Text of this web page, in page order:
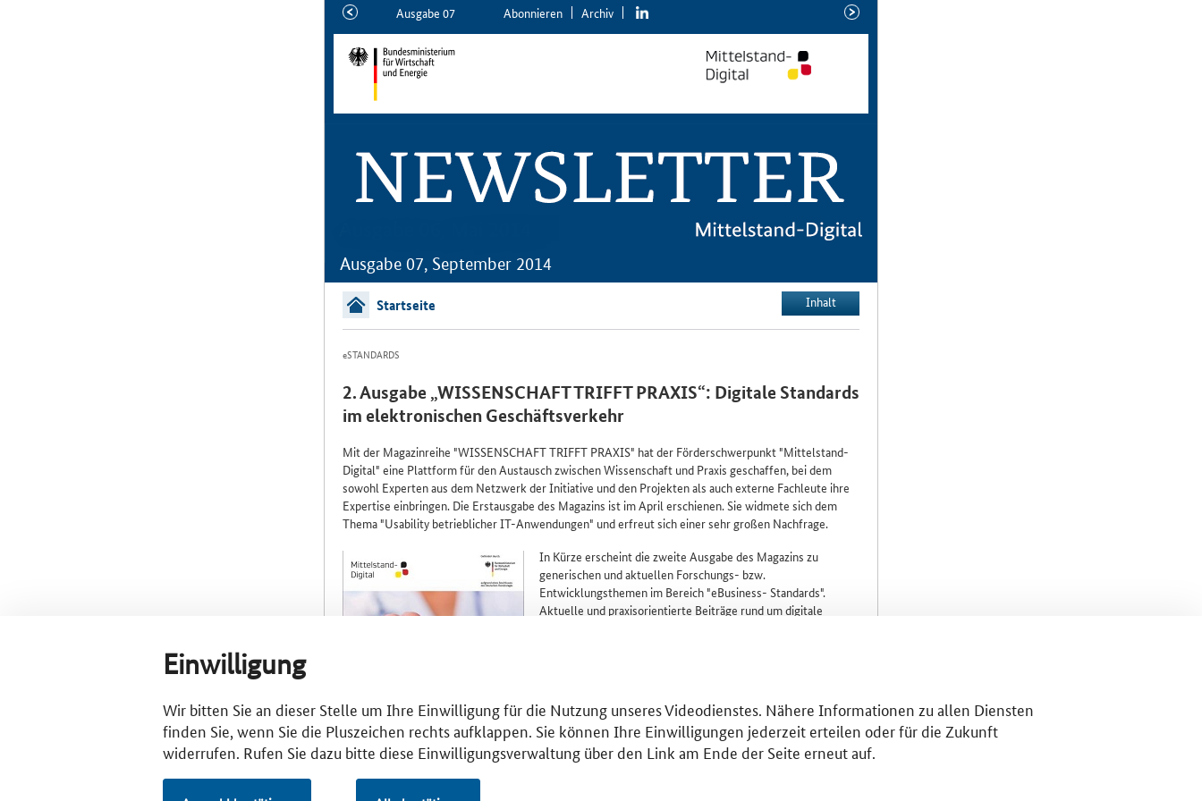
Einwilligung
Wir bitten Sie an dieser Stelle um Ihre Einwilligung für die Nutzung unseres Videodienstes. Nähere Informationen zu allen Diensten
finden Sie, wenn Sie die Pluszeichen rechts aufklappen. Sie können Ihre Einwilligungen jederzeit erteilen oder für die Zukunft
widerrufen. Rufen Sie dazu bitte diese Einwilligungsverwaltung über den Link am Ende der Seite erneut auf.
ältere
Ausgabe
Ausgabe 07 Abon­nie­ren Ar­chiv linkedin
neuere
Ausgabe
Ausgabe 07, September 2014
Startseite Inhalt
eSTANDARDS
2. Ausgabe „WISSENSCHAFT TRIFFT PRAXIS“: Digitale Standards
im elektronischen Geschäftsverkehr
Mit der Magazinreihe "WISSENSCHAFT TRIFFT PRAXIS" hat der Förderschwerpunkt "Mittelstand-
Digital" eine Plattform für den Austausch zwischen Wissenschaft und Praxis geschaffen, bei dem
sowohl Experten aus dem Netzwerk der Initiative und den Projekten als auch externe Fachleute ihre
Expertise einbringen. Die Erstausgabe des Magazins ist im April erschienen. Sie widmete sich dem
Thema "Usability betrieblicher IT-Anwendungen" und erfreut sich einer sehr großen Nachfrage.
In Kürze erscheint die zweite Ausgabe des Magazins zu
generischen und aktuellen Forschungs- bzw.
Entwicklungsthemen im Bereich "eBusiness- Standards".
Aktuelle und praxisorientierte Beiträge rund um digitale
zweite Ausgabe ist in Kürzehierabrufbar.